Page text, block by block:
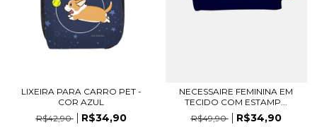
LIXEIRA PARA CARRO PET -
COR AZUL
R$42,90
R$34,90
NECESSAIRE FEMININA EM
TECIDO COM ESTAMP...
R$49,90
R$34,90